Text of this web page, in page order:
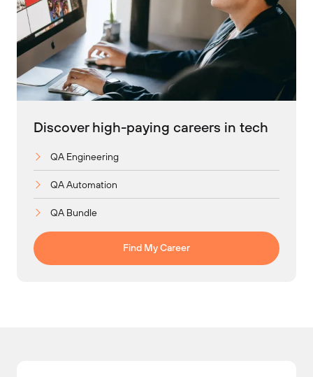
Discover high-paying careers in tech
QA Engineering
QA Automation
QA Bundle
Find My Career